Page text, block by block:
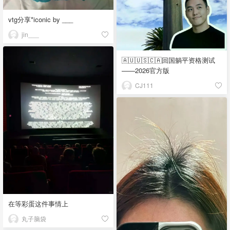
vtg分享*iconic by ___
jin___
🇦🇺🇺🇸🇨🇦回国躺平资格测试
——2026官方版
CJ111
在等彩蛋这件事情上
丸子脑袋